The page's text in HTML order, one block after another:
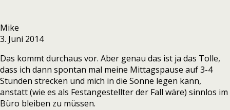
Mike
3. Juni 2014
Das kommt durchaus vor. Aber genau das ist ja das Tolle,
dass ich dann spontan mal meine Mittagspause auf 3-4
Stunden strecken und mich in die Sonne legen kann,
anstatt (wie es als Festangestellter der Fall wäre) sinnlos im
Büro bleiben zu müssen.